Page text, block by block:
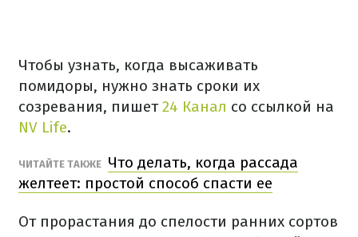
Чтобы узнать, когда высаживать
помидоры, нужно знать сроки их
созревания, пишет24 Канал со ссылкой на
NV Life.
ЧИТАЙТЕ ТАКЖЕ Что делать, когда рассада
желтеет: простой способ спасти ее
От прорастания до спелости ранних сортов